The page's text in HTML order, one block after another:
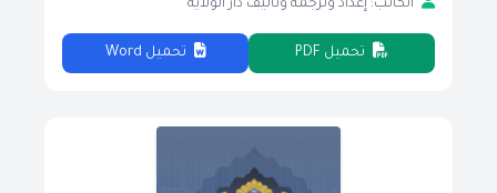
الكاتب: إعداد وترجمة وتأليف دار الولاية
تحميل PDF تحميل Word